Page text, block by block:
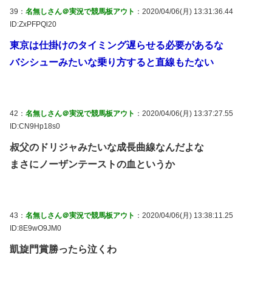
39： 名無しさん＠実況で競馬板アウト ：2020/04/06(月) 13:31:36.44
ID:ZxPFPQl20
東京は仕掛けのタイミング遅らせる必要があるな
バシシューみたいな乗り方すると直線もたない
42： 名無しさん＠実況で競馬板アウト ：2020/04/06(月) 13:37:27.55
ID:CN9Hp18s0
叔父のドリジャみたいな成長曲線なんだよな
まさにノーザンテーストの血というか
43： 名無しさん＠実況で競馬板アウト ：2020/04/06(月) 13:38:11.25
ID:8E9wO9JM0
凱旋門賞勝ったら泣くわ